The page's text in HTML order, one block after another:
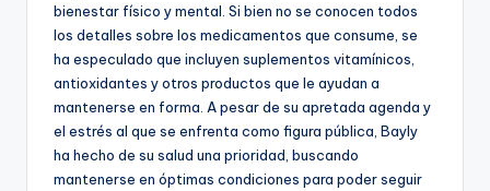
bienestar físico y mental. Si bien no se conocen todos
los detalles sobre los medicamentos que consume, se
ha especulado que incluyen suplementos vitamínicos,
antioxidantes y otros productos que le ayudan a
mantenerse en forma. A pesar de su apretada agenda y
el estrés al que se enfrenta como figura pública, Bayly
ha hecho de su salud una prioridad, buscando
mantenerse en óptimas condiciones para poder seguir